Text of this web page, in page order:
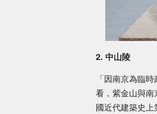
2. 中山陵
「因南京為臨
看，紫金山與
國近代建築史